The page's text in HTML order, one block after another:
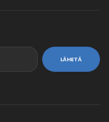
LÄHETÄ